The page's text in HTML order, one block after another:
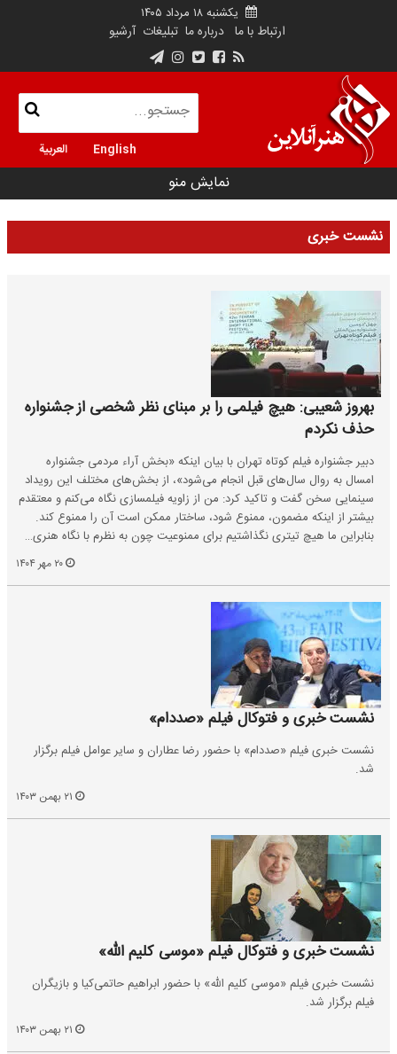
یکشنبه ۱۸ مرداد ۱۴۰۵
ارتباط با ما درباره ما تبلیغات آرشیو
English العربية
نمایش منو
نشست خبری
بهروز شعیبی: هیچ فیلمی را بر مبنای نظر شخصی از جشنواره
حذف نکردم
دبیر جشنواره فیلم کوتاه تهران با بیان اینکه «بخش آراء مردمی جشنواره
امسال به روال سال‌های قبل انجام می‌شود»، از بخش‌های مختلف این رویداد
سینمایی سخن گفت و تاکید کرد: من از زاویه فیلمسازی نگاه می‌کنم و معتقدم
بیشتر از اینکه مضمون، ممنوع شود، ساختار ممکن است آن را ممنوع کند.
بنابراین ما هیچ تیتری نگذاشتیم برای ممنوعیت چون به نظرم با نگاه هنری…
نشست خبری و فتوکال فیلم «صددام»
نشست خبری فیلم «صددام» با حضور رضا عطاران و سایر عوامل فیلم برگزار
شد.
نشست خبری و فتوکال فیلم «موسی کلیم الله»
نشست خبری فیلم «موسی کلیم الله» با حضور ابراهیم حاتمی‌کیا و بازیگران
فیلم برگزار شد.